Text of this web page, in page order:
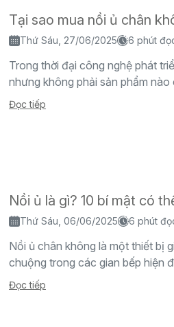
Tại sao mua nồi ủ chân
Thứ Sáu, 27/06/2025 6 phút
Trong thời đại công nghệ phát
nhưng không phải sản phẩm
Đọc tiếp
Nồi ủ là gì? 10 bí mật có
Thứ Sáu, 06/06/2025 6 phút
Nồi ủ chân không là một thiết bị
chuộng trong các gian bếp hiện
Đọc tiếp